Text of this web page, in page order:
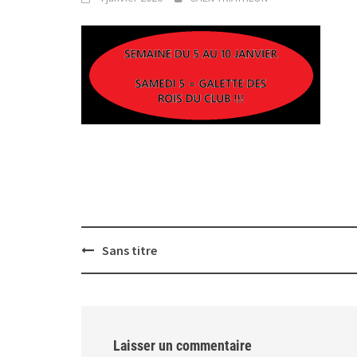
PostSans titre
Laisser un commentaire